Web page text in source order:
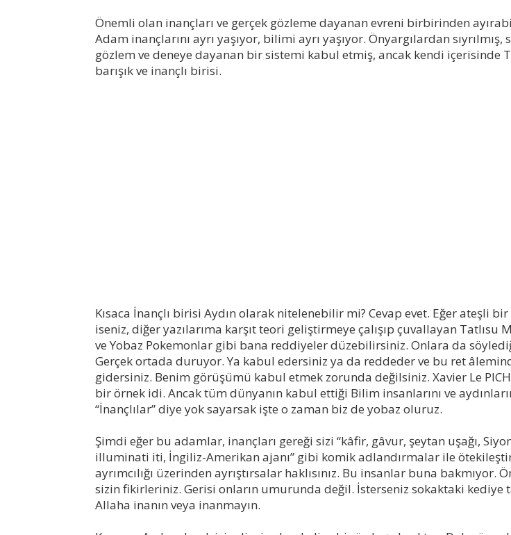
Önemli olan inançları ve gerçek gözleme dayanan evreni birbirinden
Adam inançlarını ayrı yaşıyor, bilimi ayrı yaşıyor. Önyargılardan sıyrılmış,
gözlem ve deneye dayanan bir sistemi kabul etmiş, ancak kendi içerisinde
barışık ve inançlı birisi.
Kısaca İnançlı birisi Aydın olarak nitelenebilir mi? Cevap evet. Eğer ateşli bir
iseniz, diğer yazılarıma karşıt teori geliştirmeye çalışıp çuvallayan Tatlısu
ve Yobaz Pokemonlar gibi bana reddiyeler düzebilirsiniz. Onlara da
Gerçek ortada duruyor. Ya kabul edersiniz ya da reddeder ve bu ret
gidersiniz. Benim görüşümü kabul etmek zorunda değilsiniz. Xavier Le
bir örnek idi. Ancak tüm dünyanın kabul ettiği Bilim insanlarını ve
“İnançlılar” diye yok sayarsak işte o zaman biz de yobaz oluruz.
Şimdi eğer bu adamlar, inançları gereği sizi “kâfir, gâvur, şeytan uşağı,
illuminati iti, İngiliz-Amerikan ajanı” gibi komik adlandırmalar ile
ayrımcılığı üzerinden ayrıştırsalar haklısınız. Bu insanlar buna bakmıyor.
sizin fikirleriniz. Gerisi onların umurunda değil. İsterseniz sokaktaki kediye
Allaha inanın veya inanmayın.